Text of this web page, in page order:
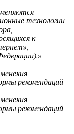
технологии
к
рекомендаций
рекомендаций